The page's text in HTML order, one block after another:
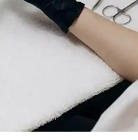
ВЫБРАТЬ